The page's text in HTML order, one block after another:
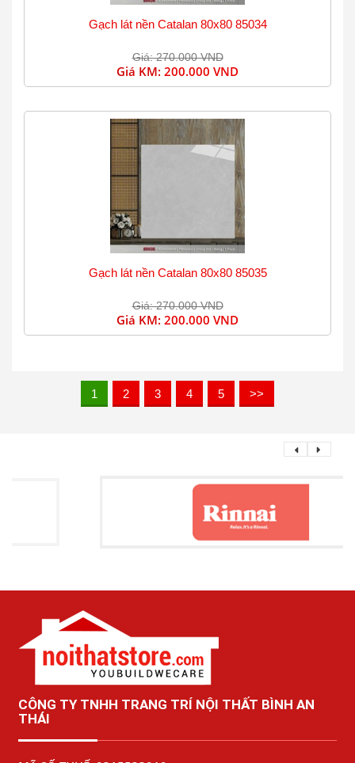
Gạch lát nền Catalan 80x80 85034
Giá: 270.000 VND
Giá KM: 200.000 VND
Gạch lát nền Catalan 80x80 85035
Giá: 270.000 VND
Giá KM: 200.000 VND
1 2 3 4 5 >>
CÔNG TY TNHH TRANG TRÍ NỘI THẤT BÌNH AN
THÁI